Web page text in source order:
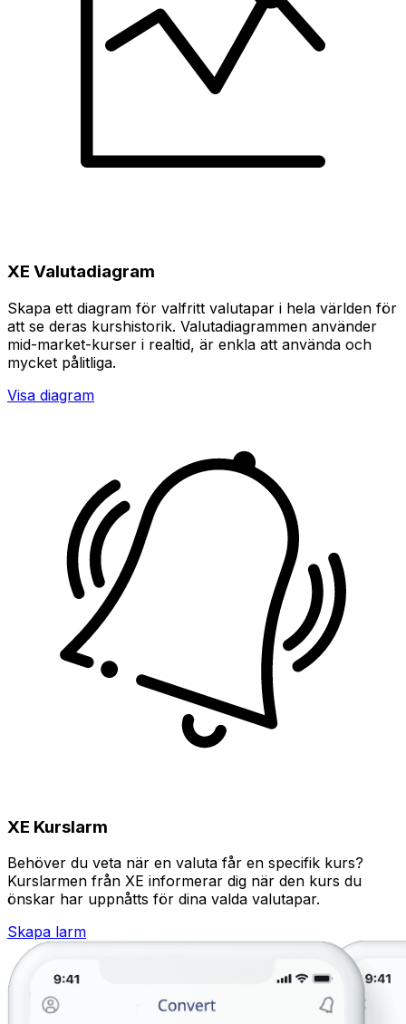
XE Valutadiagram
Skapa ett diagram för valfritt valutapar i hela världen för
att se deras kurshistorik. Valutadiagrammen använder
mid-market-kurser i realtid, är enkla att använda och
mycket pålitliga.
Visa diagram
XE Kurslarm
Behöver du veta när en valuta får en specifik kurs?
Kurslarmen från XE informerar dig när den kurs du
önskar har uppnåtts för dina valda valutapar.
Skapa larm